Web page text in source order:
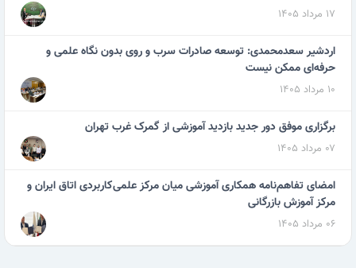
۱۷ مرداد ۱۴۰۵
اردشیر سعدمحمدی: توسعه صادرات سرب و روی بدون نگاه علمی و
حرفه‌ای ممکن نیست
۱۰ مرداد ۱۴۰۵
برگزاری موفق دور جدید بازدید آموزشی از گمرک غرب تهران
۰۷ مرداد ۱۴۰۵
امضای تفاهم‌نامه همکاری آموزشی میان مرکز علمی‌کاربردی اتاق ایران و
مرکز آموزش بازرگانی
۰۶ مرداد ۱۴۰۵